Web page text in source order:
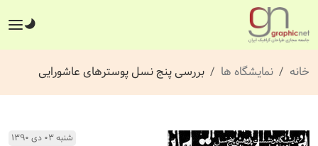
خانه نمایشگاه ها بررسی پنج نسل پوسترهای عاشورایی
شنبه ۰۳ دی ۱۳۹۰